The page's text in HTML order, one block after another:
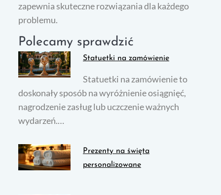
zapewnia skuteczne rozwiązania dla każdego
problemu.
Polecamy sprawdzić
Statuetki na zamówienie
Statuetki na zamówienie to
doskonały sposób na wyróżnienie osiągnięć,
nagrodzenie zasług lub uczczenie ważnych
wydarzeń.…
Prezenty na święta
personalizowane